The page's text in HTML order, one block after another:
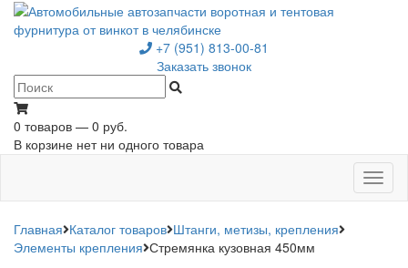
+7 (951) 813-00-81
Заказать звонок
0 товаров — 0 руб.
В корзине нет ни одного товара
Главная Каталог товаров Штанги, метизы, крепления
Элементы крепления Стремянка кузовная 450мм